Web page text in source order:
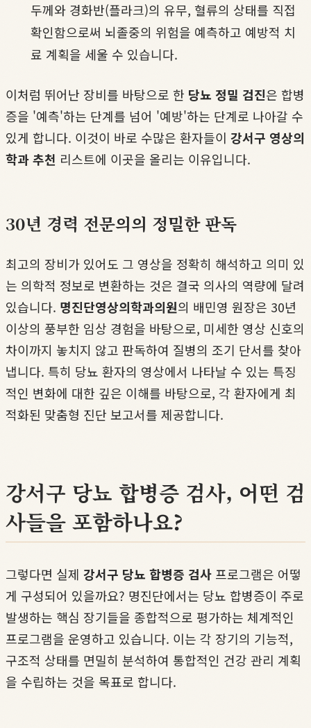
두께와 경화반(플라크)의 유무, 혈류의 상태를 직접
확인함으로써 뇌졸중의 위험을 예측하고 예방적 치
료 계획을 세울 수 있습니다.
이처럼 뛰어난 장비를 바탕으로 한 당뇨 정밀 검진은 합병
증을 '예측'하는 단계를 넘어 '예방'하는 단계로 나아갈 수
있게 합니다. 이것이 바로 수많은 환자들이 강서구 영상의
학과 추천 리스트에 이곳을 올리는 이유입니다.
30년 경력 전문의의 정밀한 판독
최고의 장비가 있어도 그 영상을 정확히 해석하고 의미 있
는 의학적 정보로 변환하는 것은 결국 의사의 역량에 달려
있습니다. 명진단영상의학과의원의 배민영 원장은 30년
이상의 풍부한 임상 경험을 바탕으로, 미세한 영상 신호의
차이까지 놓치지 않고 판독하여 질병의 조기 단서를 찾아
냅니다. 특히 당뇨 환자의 영상에서 나타날 수 있는 특징
적인 변화에 대한 깊은 이해를 바탕으로, 각 환자에게 최
적화된 맞춤형 진단 보고서를 제공합니다.
강서구 당뇨 합병증 검사, 어떤 검
사들을 포함하나요?
그렇다면 실제 강서구 당뇨 합병증 검사 프로그램은 어떻
게 구성되어 있을까요? 명진단에서는 당뇨 합병증이 주로
발생하는 핵심 장기들을 종합적으로 평가하는 체계적인
프로그램을 운영하고 있습니다. 이는 각 장기의 기능적,
구조적 상태를 면밀히 분석하여 통합적인 건강 관리 계획
을 수립하는 것을 목표로 합니다.